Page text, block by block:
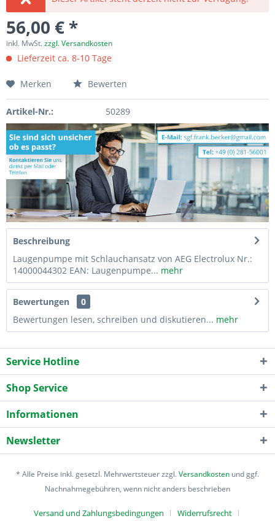
56,00 € *
inkl. MwSt.zzgl. Versandkosten
Lieferzeit ca. 8-10 Tage
Merken Bewerten
Artikel-Nr.: 50289
Beschreibung
Laugenpumpe mit Schlauchansatz von AEG Electrolux Nr.:
14000044302 EAN: Laugenpumpe... mehr
Bewertungen
0
Bewertungen lesen, schreiben und diskutieren... mehr
Service Hotline
Shop Service
Informationen
Newsletter
* Alle Preise inkl. gesetzl. Mehrwertsteuer zzgl.Versandkosten und ggf.
Nachnahmegebühren, wenn nicht anders beschrieben
Versand und Zahlungsbedingungen Widerrufsrecht